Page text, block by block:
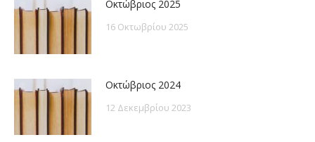
Οκτώβριος 2025
16 Οκτωβρίου 2025
Οκτώβριος 2024
12 Δεκεμβρίου 2023